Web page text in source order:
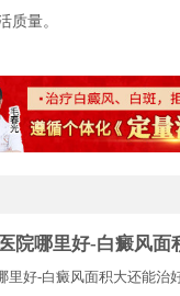
质量。
院哪里好-白癜风面
里好-白癜风面积大还能治